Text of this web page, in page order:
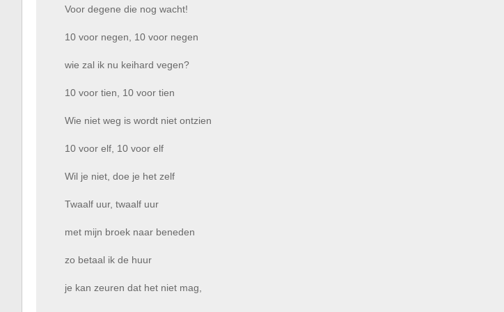
Voor degene die nog wacht!
10 voor negen, 10 voor negen
wie zal ik nu keihard vegen?
10 voor tien, 10 voor tien
Wie niet weg is wordt niet ontzien
10 voor elf, 10 voor elf
Wil je niet, doe je het zelf
Twaalf uur, twaalf uur
met mijn broek naar beneden
zo betaal ik de huur
je kan zeuren dat het niet mag,